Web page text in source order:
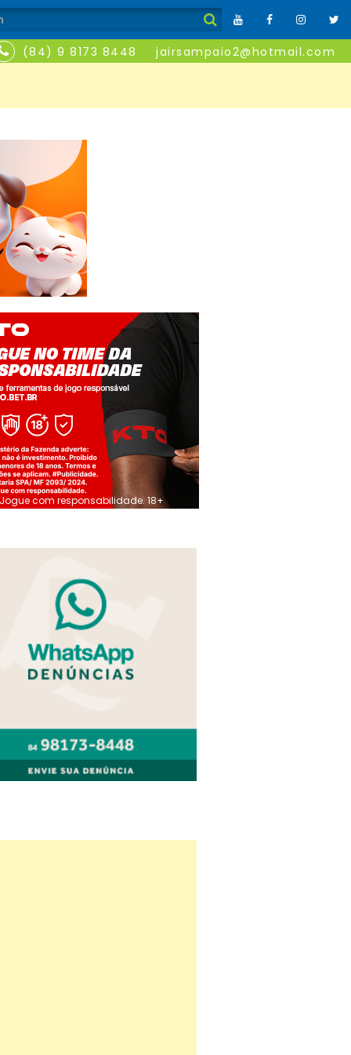
(84) 9 8173 8448 jairsampaio2@hotmail.com
Jogue com responsabilidade. 18+